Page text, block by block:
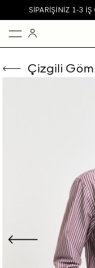
SIPARIŞINIZ 1-3 IŞ
Çizgili